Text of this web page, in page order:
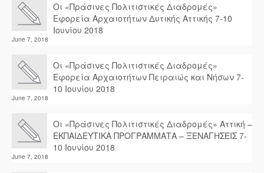
Οι «Πράσινες Πολιτιστικές Διαδρομές»
Εφορεία Αρχαιοτήτων Δυτικής Αττικής 7-10
Ιουνίου 2018
June 7, 2018
Οι «Πράσινες Πολιτιστικές Διαδρομές»
Εφορεία Αρχαιοτήτων Πειραιώς και Νήσων 7-
10 Ιουνίου 2018
June 7, 2018
Οι «Πράσινες Πολιτιστικές Διαδρομές» Αττική –
ΕΚΠΑΙΔΕΥΤΙΚΑ ΠΡΟΓΡΑΜΜΑΤΑ – ΞΕΝΑΓΗΣΕΙΣ 7-
10 Ιουνίου 2018
June 7, 2018